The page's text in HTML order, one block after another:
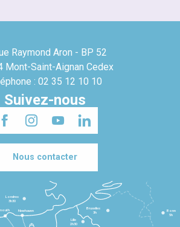
Raymond Aron - BP 52
Mont-Saint-Aignan Cedex
: 02 35 12 10 10
Suivez-nous
Nous contacter
Lille
2h30
Bruxelles
3h
Londres
3h30
Newhaven
Bonn
5h